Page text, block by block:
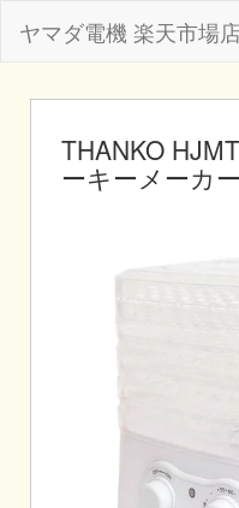
ヤマダ電機 楽天市場店
THANKO
ーキーメーカー